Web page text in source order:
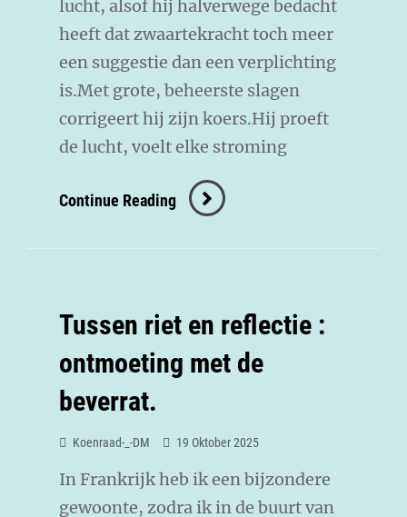
lucht, alsof hij halverwege bedacht
heeft dat zwaartekracht toch meer
een suggestie dan een verplichting
is.Met grote, beheerste slagen
corrigeert hij zijn koers.Hij proeft
de lucht, voelt elke stroming
Continue Reading
Tussen riet en reflectie :
ontmoeting met de
beverrat.
Koenraad-_-DM 19 Oktober 2025
In Frankrijk heb ik een bijzondere
gewoonte, zodra ik in de buurt van